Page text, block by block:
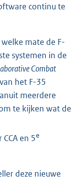
continu te
mate de F-
systemen in de
Combat
het F-35
meerdere
te kijken wat de
en 5e
deze nieuwe